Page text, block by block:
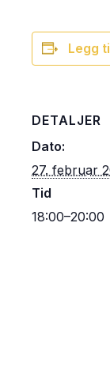
Legg
DETALJER
Dato:
27. februar
Tid
18:00–20:00